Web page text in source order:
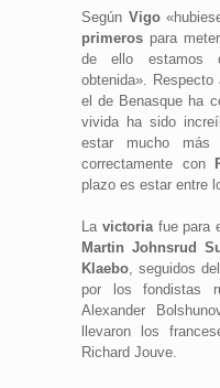
Según Vigo
primeros para
de ello estamos
obtenida».
el de Benasque ha
vivida ha sido
estar mucho más
correctamente con
plazo es estar entre
La victoriafue para
Martin Johnsrud
Klaebo , seguidos
por los fondistas
Alexander
llevaron los
Richard Jouve.